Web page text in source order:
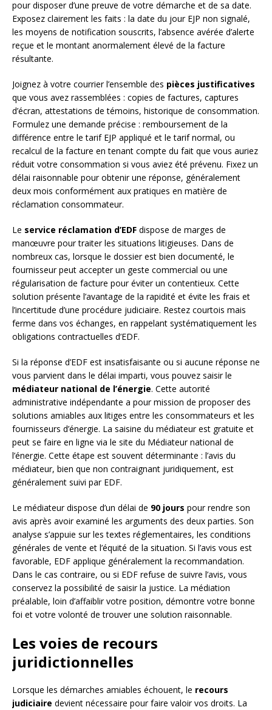
pour disposer d’une preuve de votre démarche et de sa date.
Exposez clairement les faits : la date du jour EJP non signalé,
les moyens de notification souscrits, l’absence avérée d’alerte
reçue et le montant anormalement élevé de la facture
résultante.
Joignez à votre courrier l’ensemble des pièces justificatives
que vous avez rassemblées : copies de factures, captures
d’écran, attestations de témoins, historique de consommation.
Formulez une demande précise : remboursement de la
différence entre le tarif EJP appliqué et le tarif normal, ou
recalcul de la facture en tenant compte du fait que vous auriez
réduit votre consommation si vous aviez été prévenu. Fixez un
délai raisonnable pour obtenir une réponse, généralement
deux mois conformément aux pratiques en matière de
réclamation consommateur.
Le service réclamation d’EDF dispose de marges de
manœuvre pour traiter les situations litigieuses. Dans de
nombreux cas, lorsque le dossier est bien documenté, le
fournisseur peut accepter un geste commercial ou une
régularisation de facture pour éviter un contentieux. Cette
solution présente l’avantage de la rapidité et évite les frais et
l’incertitude d’une procédure judiciaire. Restez courtois mais
ferme dans vos échanges, en rappelant systématiquement les
obligations contractuelles d’EDF.
Si la réponse d’EDF est insatisfaisante ou si aucune réponse ne
vous parvient dans le délai imparti, vous pouvez saisir le
médiateur national de l’énergie. Cette autorité
administrative indépendante a pour mission de proposer des
solutions amiables aux litiges entre les consommateurs et les
fournisseurs d’énergie. La saisine du médiateur est gratuite et
peut se faire en ligne via le site du Médiateur national de
l’énergie. Cette étape est souvent déterminante : l’avis du
médiateur, bien que non contraignant juridiquement, est
généralement suivi par EDF.
Le médiateur dispose d’un délai de 90 jours pour rendre son
avis après avoir examiné les arguments des deux parties. Son
analyse s’appuie sur les textes réglementaires, les conditions
générales de vente et l’équité de la situation. Si l’avis vous est
favorable, EDF applique généralement la recommandation.
Dans le cas contraire, ou si EDF refuse de suivre l’avis, vous
conservez la possibilité de saisir la justice. La médiation
préalable, loin d’affaiblir votre position, démontre votre bonne
foi et votre volonté de trouver une solution raisonnable.
Les voies de recours
juridictionnelles
Lorsque les démarches amiables échouent, le recours
judiciaire devient nécessaire pour faire valoir vos droits. La